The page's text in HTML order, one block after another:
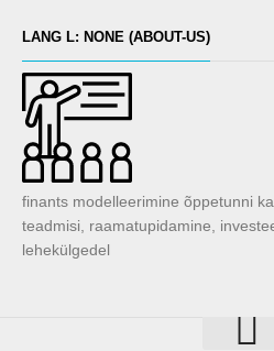
LANG L: NONE (ABOUT-US)
finants modelleerimine õppetunni
teadmisi, raamatupidamine,
lehekülgedel